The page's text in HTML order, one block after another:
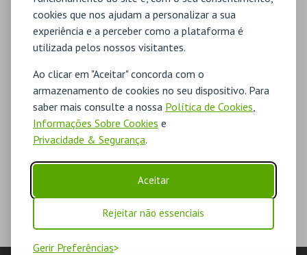
cookies que nos ajudam a personalizar a sua
experiência e a perceber como a plataforma é
utilizada pelos nossos visitantes.
Ao clicar em "Aceitar" concorda com o
armazenamento de cookies no seu dispositivo. Para
saber mais consulte a nossa Política de Cookies,
Informações Sobre Cookies e
Privacidade & Segurança.
Aceitar
Rejeitar não essenciais
Gerir Preferências